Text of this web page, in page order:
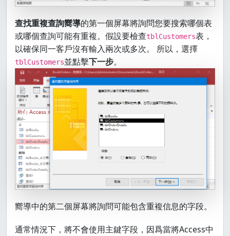
查找重複查詢嚮導的第一個屏幕將詢問您要搜索哪個表
或哪個查詢可能有重複。假設要檢查tblCustomers表，
以確保同一客戶沒有輸入兩次或多次。 所以，選擇
tblCustomers並點擊下一步。
嚮導中的第二個屏幕將詢問可能包含重複信息的字段。
通常情況下，將不會使用主鍵字段，因爲當將Access中